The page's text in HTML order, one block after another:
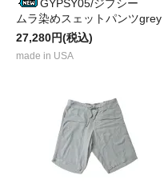
GYPSY05/ジプシー
ムラ染めスェットパンツgrey
27,280円(税込)
made in USA